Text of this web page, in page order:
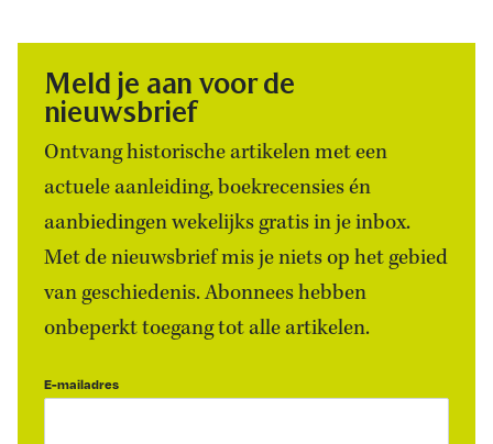
Meld je aan voor de
nieuwsbrief
Ontvang historische artikelen met een
actuele aanleiding, boekrecensies én
aanbiedingen wekelijks gratis in je inbox.
Met de nieuwsbrief mis je niets op het gebied
van geschiedenis. Abonnees hebben
onbeperkt toegang tot alle artikelen.
E-mailadres